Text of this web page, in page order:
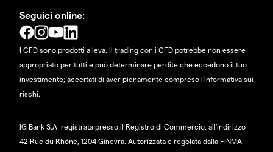
Seguici online:
I CFD sono prodotti a leva. Il trading con i CFD potrebbe non essere
appropriato per tutti e può determinare perdite che eccedono il tuo
investimento; accertati di aver pienamente compreso l'informativa sui
rischi.
IG Bank S.A. registrata presso il Registro di Commercio, all'indirizzo
42 Rue du Rhône, 1204 Ginevra. Autorizzata e regolata dalla FINMA.